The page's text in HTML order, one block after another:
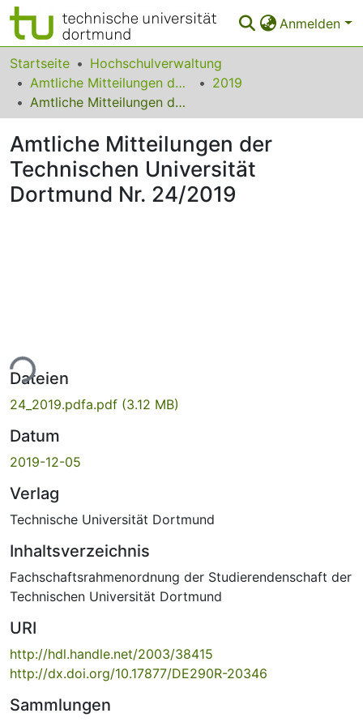
Anmelden
Bereiche & Sammlungen
Das gesamte Repositorium
FAQ
Leitlinien
Startseite
Hochschulverwaltung
Amtliche Mitteilungen der Technischen Universität Dortmund
2019
Amtliche Mitteilungen der Technischen Universität Dortmund Nr. 24/2019
Amtliche Mitteilungen der
Technischen Universität
Dortmund Nr. 24/2019
Dateien
24_2019.pdfa.pdf (3.12 MB)
Datum
2019-12-05
Verlag
Technische Universität Dortmund
Inhaltsverzeichnis
Fachschaftsrahmenordnung der Studierendenschaft der
Technischen Universität Dortmund
URI
http://hdl.handle.net/2003/38415
http://dx.doi.org/10.17877/DE290R-20346
Sammlungen